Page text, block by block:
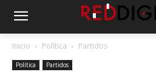
Inicio Política Partidos
Política Partidos